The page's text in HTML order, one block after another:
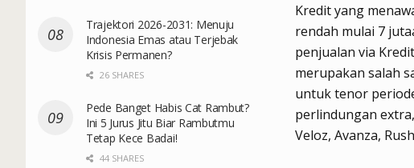
Kredit yang
rendah mulai 7
penjualan via
merupakan salah
untuk tenor
perlindungan
Veloz, Avanza,
Trajektori 2026-2031: Menuju
Indonesia Emas atau Terjebak
Krisis Permanen?
26 SHARES
Pede Banget Habis Cat Rambut?
Ini 5 Jurus Jitu Biar Rambutmu
Tetap Kece Badai!
44 SHARES